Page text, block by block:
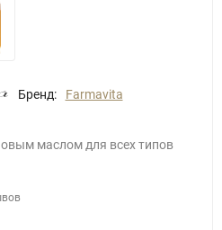
Бренд: Farmavita
маслом для всех типов